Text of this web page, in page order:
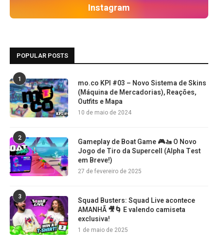
Instagram
POPULAR POSTS
1
mo.co KPI #03 – Novo Sistema de Skins
(Máquina de Mercadorias), Reações,
Outfits e Mapa
10 de maio de 2024
2
Gameplay de Boat Game 🎮🚤 O Novo
Jogo de Tiro da Supercell (Alpha Test
em Breve!)
27 de fevereiro de 2025
3
Squad Busters: Squad Live acontece
AMANHÃ 🎥🌀 E valendo camiseta
exclusiva!
1 de maio de 2025